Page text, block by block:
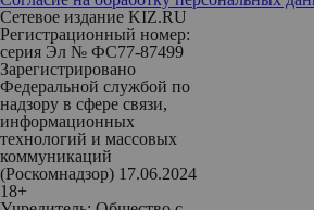
Сетевое издание KIZ.RU
Регистрационный номер:
серия Эл № ФС77-87499
Зарегистрировано
Федеральной службой по
надзору в сфере связи,
информационных
технологий и массовых
коммуникаций
(Роскомнадзор) 17.06.2024
18+